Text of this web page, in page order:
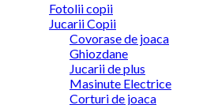
Fotolii copii
Jucarii Copii
Covorase de joaca
Ghiozdane
Jucarii de plus
Masinute Electrice
Corturi de joaca